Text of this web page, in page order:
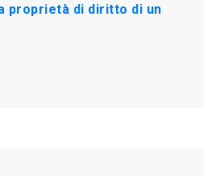
proprietà di diritto di un